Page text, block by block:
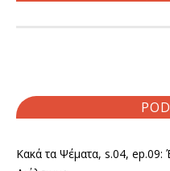
Κακά τα Ψέματα, s.04,